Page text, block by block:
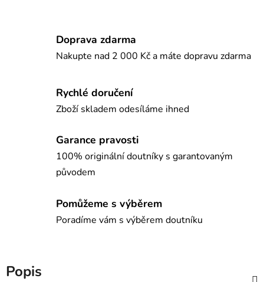
Doprava zdarma
Nakupte nad 2 000 Kč a máte dopravu zdarma
Rychlé doručení
Zboží skladem odesíláme ihned
Garance pravosti
100% originální doutníky s garantovaným
původem
Pomůžeme s výběrem
Poradíme vám s výběrem doutníku
Popis